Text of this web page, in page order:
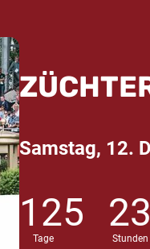
Samstag, 12.
125
Tage
23
Stunden